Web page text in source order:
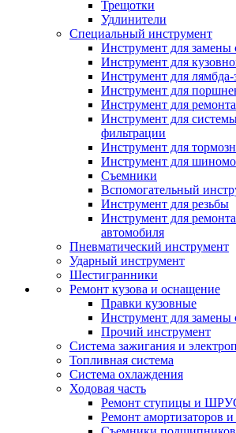
Трещотки
Удлинители
Специальный инструмент
Инструмент для замены
Инструмент для
Инструмент для лямбда-
Инструмент для
Инструмент для
Инструмент для
фильтрации
Инструмент для
Инструмент для
Съемники
Вспомогательный
Инструмент для резьбы
Инструмент для
автомобиля
Пневматический инструмент
Ударный инструмент
Шестигранники
Ремонт кузова и оснащение
Правки кузовные
Инструмент для замены
Прочий инструмент
Система зажигания и
Топливная система
Система охлаждения
Ходовая часть
Ремонт ступицы и
Ремонт амортизаторов